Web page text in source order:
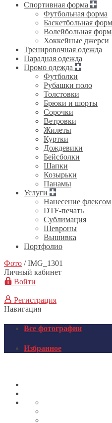
Спортивная форма
Футбольная форма
Баскетбольная
Волейбольная
Хоккейные джерси
Тренировочная одежда
Парадная одежда
Промо одежда
Футболки
Рубашки поло
Толстовки
Брюки и шорты
Сорочки
Ветровки
Жилеты
Куртки
Дождевики
Бейсболки
Шапки
Козырьки
Панамы
Услуги
Нанесение флексом
DTF-печать
Сублимация
Шевроны
Вышивка
Портфолио
Фото /IMG_1301
Личный кабинет
Войти
Регистрация
Навигация
Все фотографии
Избранное